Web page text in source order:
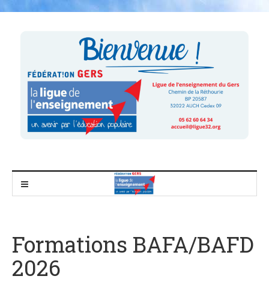
Formations BAFA/BAFD
2026